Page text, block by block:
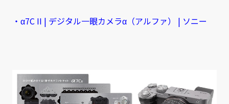
・α7C II | デジタル一眼カメラα（アルファ） | ソニー